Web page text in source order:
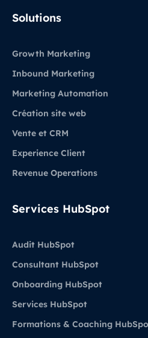
Solutions
Growth Marketing
Inbound Marketing
Marketing Automation
Création site web
Vente et CRM
Experience Client
Revenue Operations
Services HubSpot
Audit HubSpot
Consultant HubSpot
Onboarding HubSpot
Services HubSpot
Formations & Coaching